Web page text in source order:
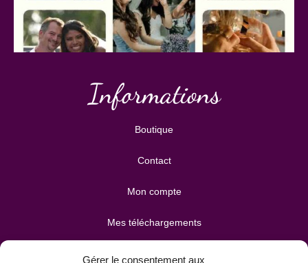
Gérer le consentement aux
Informations
Boutique
Contact
Mon compte
Mes téléchargements